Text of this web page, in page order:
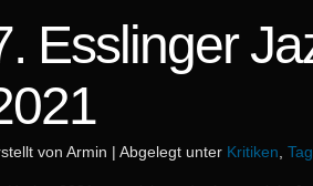
Esslinger
von Armin | Abgelegt unter Kritiken